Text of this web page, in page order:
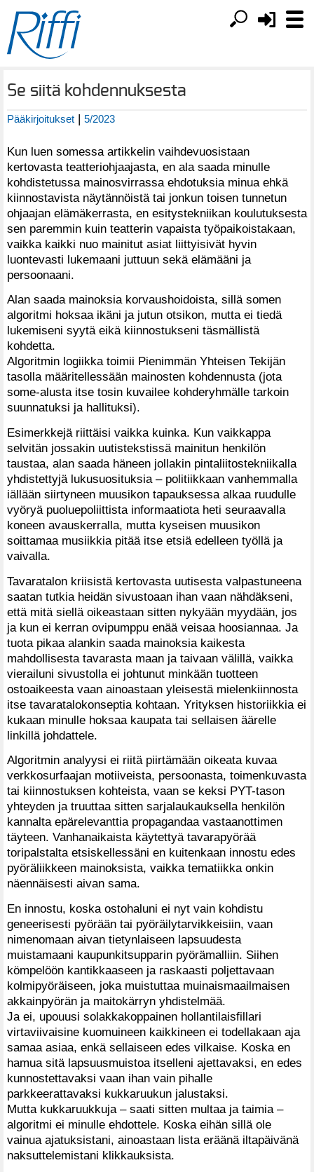
Se siitä kohdennuksesta
Pääkirjoitukset | 5/2023
Kun luen somessa artikkelin vaihdevuosistaan
kertovasta teatteriohjaajasta, en ala saada minulle
kohdistetussa mainosvirrassa ehdotuksia minua ehkä
kiinnostavista näytännöistä tai jonkun toisen tunnetun
ohjaajan elämäkerrasta, en esitystekniikan koulutuksesta
sen paremmin kuin teatterin vapaista työpaikoistakaan,
vaikka kaikki nuo mainitut asiat liittyisivät hyvin
luontevasti lukemaani juttuun sekä elämääni ja
persoonaani.
Alan saada mainoksia korvaushoidoista, sillä somen
algoritmi hoksaa ikäni ja jutun otsikon, mutta ei tiedä
lukemiseni syytä eikä kiinnostukseni täsmällistä
kohdetta.
Algoritmin logiikka toimii Pienimmän Yhteisen Tekijän
tasolla määritellessään mainosten kohdennusta (jota
some-alusta itse tosin kuvailee kohderyhmälle tarkoin
suunnatuksi ja hallituksi).
Esimerkkejä riittäisi vaikka kuinka. Kun vaikkappa
selvitän jossakin uutistekstissä mainitun henkilön
taustaa, alan saada häneen jollakin pintaliitostekniikalla
yhdistettyjä lukusuosituksia – politiikkaan vanhemmalla
iällään siirtyneen muusikon tapauksessa alkaa ruudulle
vyöryä puoluepoliittista informaatiota heti seuraavalla
koneen avauskerralla, mutta kyseisen muusikon
soittamaa musiikkia pitää itse etsiä edelleen työllä ja
vaivalla.
Tavaratalon kriisistä kertovasta uutisesta valpastuneena
saatan tutkia heidän sivustoaan ihan vaan nähdäkseni,
että mitä siellä oikeastaan sitten nykyään myydään, jos
ja kun ei kerran ovipumppu enää veisaa hoosiannaa. Ja
tuota pikaa alankin saada mainoksia kaikesta
mahdollisesta tavarasta maan ja taivaan välillä, vaikka
vierailuni sivustolla ei johtunut minkään tuotteen
ostoaikeesta vaan ainoastaan yleisestä mielenkiinnosta
itse tavaratalokonseptia kohtaan. Yrityksen historiikkia ei
kukaan minulle hoksaa kaupata tai sellaisen äärelle
linkillä johdattele.
Algoritmin analyysi ei riitä piirtämään oikeata kuvaa
verkkosurfaajan motiiveista, persoonasta, toimenkuvasta
tai kiinnostuksen kohteista, vaan se keksi PYT-tason
yhteyden ja truuttaa sitten sarjalaukauksella henkilön
kannalta epärelevanttia propagandaa vastaanottimen
täyteen. Vanhanaikaista käytettyä tavarapyörää
toripalstalta etsiskellessäni en kuitenkaan innostu edes
pyöräliikkeen mainoksista, vaikka tematiikka onkin
näennäisesti aivan sama.
En innostu, koska ostohaluni ei nyt vain kohdistu
geneerisesti pyörään tai pyöräilytarvikkeisiin, vaan
nimenomaan aivan tietynlaiseen lapsuudesta
muistamaani kaupunkitsupparin pyörämalliin. Siihen
kömpelöön kantikkaaseen ja raskaasti poljettavaan
kolmipyöräiseen, joka muistuttaa muinaismaailmaisen
akkainpyörän ja maitokärryn yhdistelmää.
Ja ei, upouusi solakkakoppainen hollantilaisfillari
virtaviivaisine kuomuineen kaikkineen ei todellakaan aja
samaa asiaa, enkä sellaiseen edes vilkaise. Koska en
hamua sitä lapsuusmuistoa itselleni ajettavaksi, en edes
kunnostettavaksi vaan ihan vain pihalle
parkkeerattavaksi kukkaruukun jalustaksi.
Mutta kukkaruukkuja – saati sitten multaa ja taimia –
algoritmi ei minulle ehdottele. Koska eihän sillä ole
vainua ajatuksistani, ainoastaan lista eräänä iltapäivänä
naksuttelemistani klikkauksista.